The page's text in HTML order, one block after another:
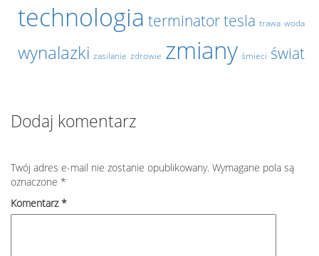
technologia terminatortesla trawa woda
wynalazki zasilanie zdrowie zmiany śmieci świat
Dodaj komentarz
Twój adres e-mail nie zostanie opublikowany. Wymagane pola są
oznaczone *
Komentarz*